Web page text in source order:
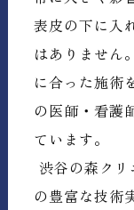
表皮の下に入
はありません
に合った施術
の医師・看護
ています。
渋谷の森ク
の豊富な技術